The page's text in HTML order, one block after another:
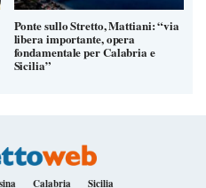
Ponte sullo Stretto, Mattiani: “via
libera importante, opera
fondamentale per Calabria e
Sicilia”
Calabria Sicilia